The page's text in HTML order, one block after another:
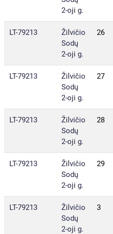
2-oji g.
LT-79213
Žilvičio
Sodų
2-oji g.
26
LT-79213
Žilvičio
Sodų
2-oji g.
27
LT-79213
Žilvičio
Sodų
2-oji g.
28
LT-79213
Žilvičio
Sodų
2-oji g.
29
LT-79213
Žilvičio
Sodų
2-oji g.
3